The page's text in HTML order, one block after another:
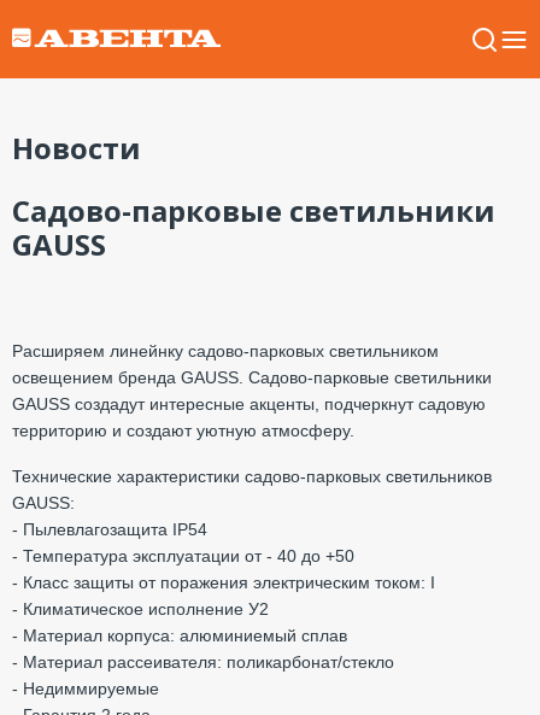
Новости
Садово-парковые светильники
GAUSS
Расширяем линейнку садово-парковых светильником
освещением бренда GAUSS. Садово-парковые светильники
GAUSS создадут интересные акценты, подчеркнут садовую
территорию и создают уютную атмосферу.
Технические характеристики садово-парковых светильников
GAUSS:
- Пылевлагозащита IP54
- Температура эксплуатации от - 40 до +50
- Класс защиты от поражения электрическим током: I
- Климатическое исполнение У2
- Материал корпуса: алюминиемый сплав
- Материал рассеивателя: поликарбонат/стекло
- Недиммируемые